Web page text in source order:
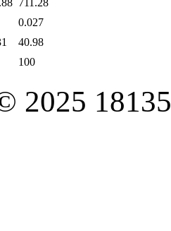
711.28
0.027
40.98
100
2025